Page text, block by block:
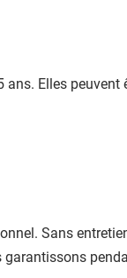
Elles
Sans